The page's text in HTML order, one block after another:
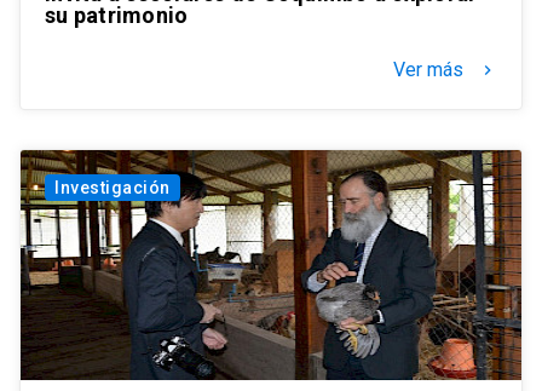
su patrimonio
Ver más keyboard_arrow_right
Investigación